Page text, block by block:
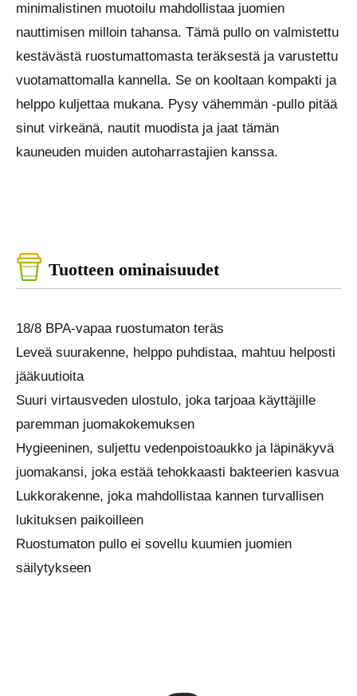
minimalistinen muotoilu mahdollistaa juomien
nauttimisen milloin tahansa. Tämä pullo on valmistettu
kestävästä ruostumattomasta teräksestä ja varustettu
vuotamattomalla kannella. Se on kooltaan kompakti ja
helppo kuljettaa mukana. Pysy vähemmän -pullo pitää
sinut virkeänä, nautit muodista ja jaat tämän
kauneuden muiden autoharrastajien kanssa.
Tuotteen ominaisuudet
18/8 BPA-vapaa ruostumaton teräs
Leveä suurakenne, helppo puhdistaa, mahtuu helposti
jääkuutioita
Suuri virtausveden ulostulo, joka tarjoaa käyttäjille
paremman juomakokemuksen
Hygieeninen, suljettu vedenpoistoaukko ja läpinäkyvä
juomakansi, joka estää tehokkaasti bakteerien kasvua
Lukkorakenne, joka mahdollistaa kannen turvallisen
lukituksen paikoilleen
Ruostumaton pullo ei sovellu kuumien juomien
säilytykseen